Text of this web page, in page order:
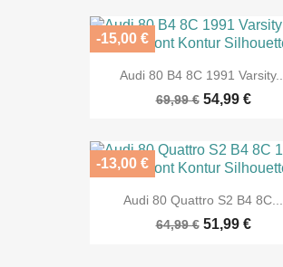
Audi 80 B4 8C 1991 Varsity...
69,99 € 54,99 €
-15,00 €
Audi 80 Quattro S2 B4 8C...
64,99 € 51,99 €
-13,00 €